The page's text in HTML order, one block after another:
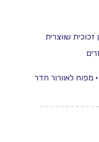
• מפוח לאוורור חדר